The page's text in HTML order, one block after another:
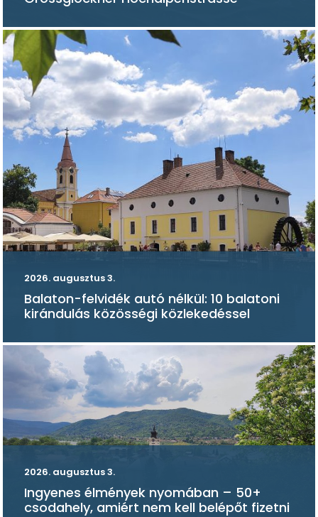
2026. augusztus 3.
Balaton-felvidék autó nélkül: 10 balatoni
kirándulás közösségi közlekedéssel
2026. augusztus 3.
Ingyenes élmények nyomában – 50+
csodahely, amiért nem kell belépőt fizetni